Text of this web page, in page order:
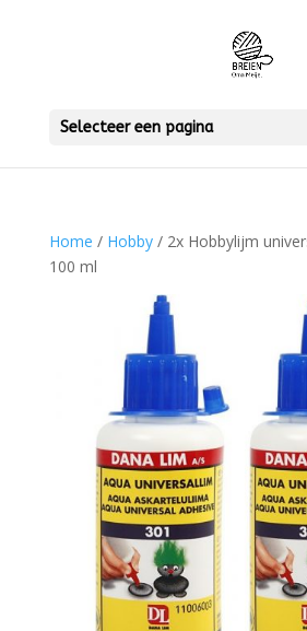
Selecteer een pagina
Home / Hobby/ 2x Hobbylijm
100 ml